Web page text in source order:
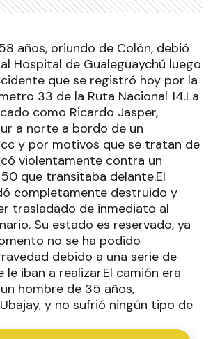
años, oriundo de Colón, debió
Hospital de Gualeguaychú luego
que se registró hoy por la
33 de la Ruta Nacional 14.La
como Ricardo Jasper,
a norte a bordo de un
y por motivos que se tratan de
violentamente contra un
que transitaba delante.El
completamente destruido y
trasladado de inmediato al
Su estado es reservado, ya
no se ha podido
debido a una serie de
le iban a realizar.El camión era
hombre de 35 años,
y no sufrió ningún tipo de